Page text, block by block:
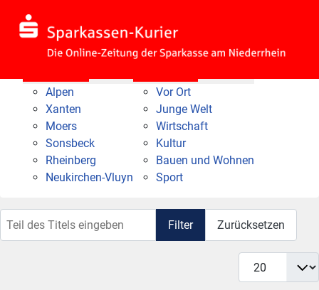
Alpen
Xanten
Moers
Sonsbeck
Rheinberg
Neukirchen-Vluyn
Vor Ort
Junge Welt
Wirtschaft
Kultur
Bauen und Wohnen
Sport
Filter Zurücksetzen
Anzeige #